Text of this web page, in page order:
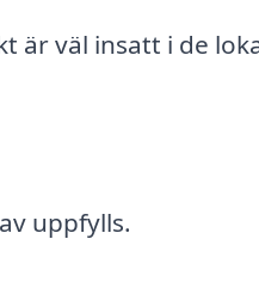
är väl insatt i de
uppfylls.